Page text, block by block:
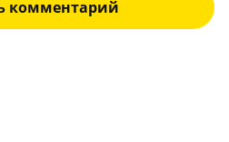
комментарий